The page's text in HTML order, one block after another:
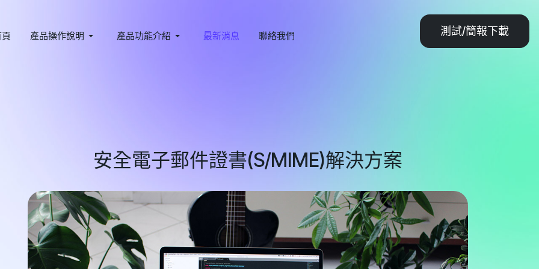
產品操作說明 產品功能介紹 最新消息 聯絡我們 測試/簡報下載
安全電子郵件證書(S/MIME)解決方案